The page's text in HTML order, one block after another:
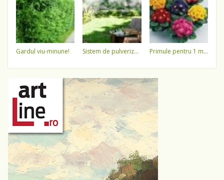
gardul viu-minune! sistem de pulverizare a apei primule pentru 1 martie 3,5 lei / ghiveci !!!!